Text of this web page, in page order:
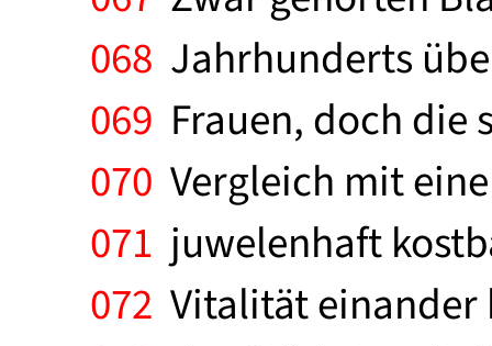
068 Jahrhunderts
069 Frauen, doch die
070 Vergleich mit
071 juwelenhaft
072 Vitalität einander